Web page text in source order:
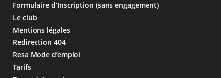
Formulaire d’Inscription (sans engagement)
Le club
Mentions légales
Redirection 404
Resa Mode d’emploi
Tarifs